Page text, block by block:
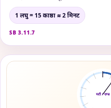
1 लघु = 15 काष्ठा ≈ 2 मिनट
SB 3.11.7